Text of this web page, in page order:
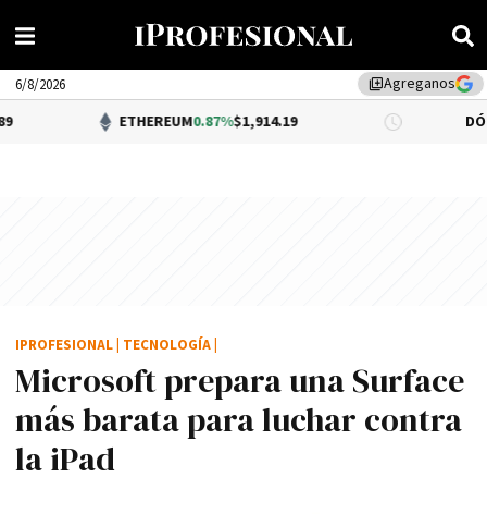
library_addAgreganos
6/8/2026
ETHEREUM 0.87%$1,914.19 DÓLAR BNA
Microsoft prepara una Surface
más barata para luchar contra
la iPad
IPROFESIONAL TECNOLOGÍA